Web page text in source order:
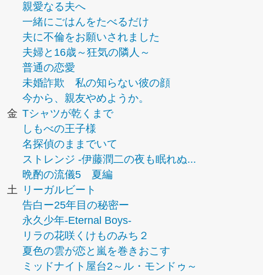
親愛なる夫へ
一緒にごはんをたべるだけ
夫に不倫をお願いされました
夫婦と16歳～狂気の隣人～
普通の恋愛
未婚詐欺 私の知らない彼の顔
今から、親友やめようか。
金 Tシャツが乾くまで
しもべの王子様
名探偵のままでいて
ストレンジ -伊藤潤二の夜も眠れぬ...
晩酌の流儀5 夏編
土
リーガルビート
告白ー25年目の秘密ー
永久少年-Eternal Boys-
リラの花咲くけものみち２
夏色の雲が恋と嵐を巻きおこす
ミッドナイト屋台2～ル・モンドゥ～